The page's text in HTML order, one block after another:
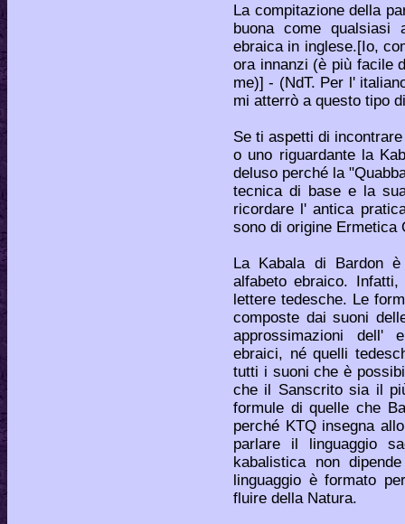
La compitazione della
buona come qualsiasi
ebraica in inglese.[Io,
ora innanzi (è più facile
me)] - (NdT. Per l'
mi atterrò a questo tipo
Se ti aspetti di
o uno riguardante la
deluso perché la
tecnica di base e la
ricordare l' antica
sono di origine Ermetica
La Kabala di Bardon è
alfabeto ebraico.
lettere tedesche. Le
composte dai suoni
approssimazioni dell'
ebraici, né quelli
tutti i suoni che è
che il Sanscrito sia il
formule di quelle che
perché KTQ insegna
parlare il linguaggio
kabalistica non
linguaggio è formato
fluire della Natura.